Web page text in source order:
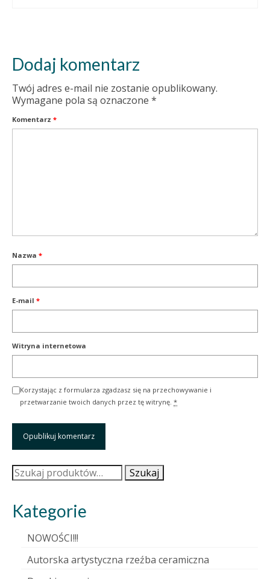
Dodaj komentarz
Twój adres e-mail nie zostanie opublikowany.
Wymagane pola są oznaczone *
Komentarz *
Nazwa *
E-mail *
Witryna internetowa
Korzystając z formularza zgadzasz się na przechowywanie i
przetwarzanie twoich danych przez tę witrynę. *
Szukaj: Szukaj
Kategorie
NOWOŚCI!!!
Autorska artystyczna rzeźba ceramiczna